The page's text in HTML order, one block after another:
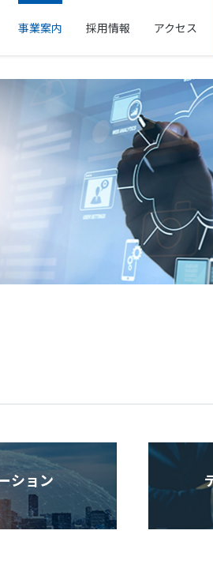
事業案内 採用情報 アクセス
ション